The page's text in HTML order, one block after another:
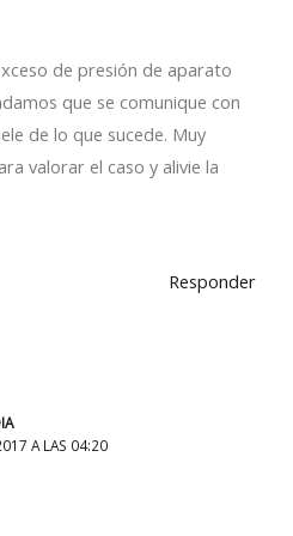
de presión de aparato
que se comunique con
de lo que sucede. Muy
valorar el caso y alivie la
Responder
A LAS 04:20